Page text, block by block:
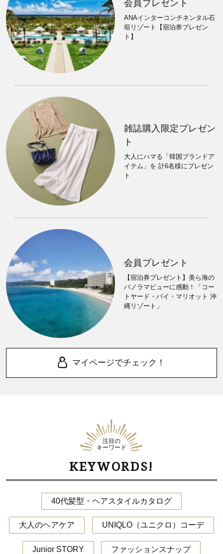
会員プレゼント
ANAインターコンチネンタル石
垣リゾート【宿泊券プレゼン
ト】
雑誌購入限定プレゼン
ト
大人にハマる「韓国ブランドア
イテム」を 計6名様にプレゼン
ト
会員プレゼント
【宿泊券プレゼント】美ら海の
パノラマビューに感動！「コー
トヤード・バイ・マリオット 沖
縄リゾート」
マイページでチェック！
注目の
キーワード
KEYWORDS!
40代髪型・ヘアスタイルカタログ
大人のヘアケア UNIQLO（ユニクロ）コーデ
Junior STORY ファッションスナップ